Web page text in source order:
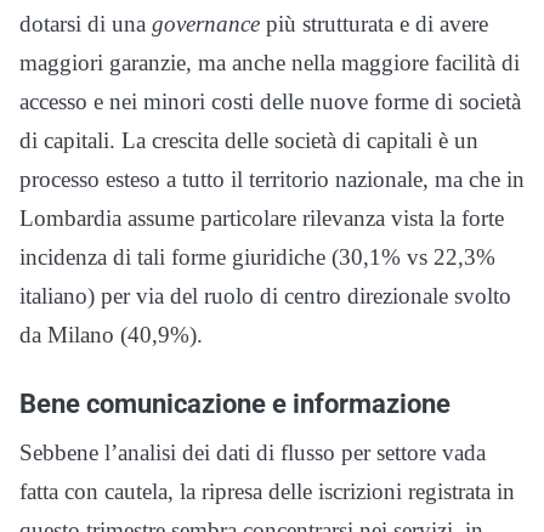
dotarsi di una governance più strutturata e di avere
maggiori garanzie, ma anche nella maggiore facilità di
accesso e nei minori costi delle nuove forme di società
di capitali. La crescita delle società di capitali è un
processo esteso a tutto il territorio nazionale, ma che in
Lombardia assume particolare rilevanza vista la forte
incidenza di tali forme giuridiche (30,1% vs 22,3%
italiano) per via del ruolo di centro direzionale svolto
da Milano (40,9%).
Bene comunicazione e informazione
Sebbene l’analisi dei dati di flusso per settore vada
fatta con cautela, la ripresa delle iscrizioni registrata in